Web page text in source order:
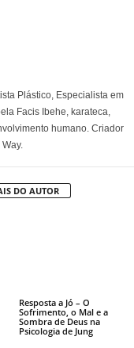
Plástico, Especialista em
Facis Ibehe, karateca,
humano. Criador
DO AUTOR
Resposta a Jó – O
Sofrimento, o Mal e a
Sombra de Deus na
Psicologia de Jung